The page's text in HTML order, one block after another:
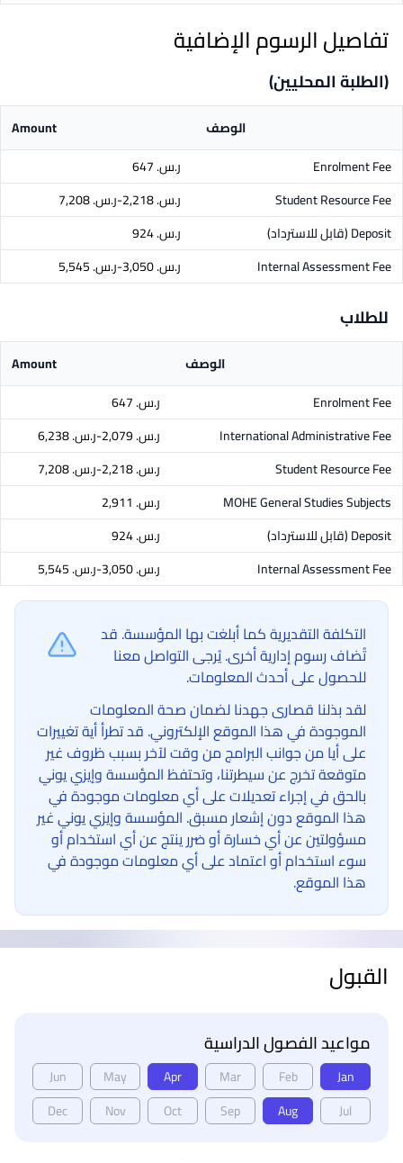
تفاصيل الرسوم الإضافية
(الطلبة المحليين)
الوصف
Amount
Enrolment Fee
ر.س.‏ 647
Student Resource Fee
ر.س.‏ 2,218-ر.س.‏ 7,208
Deposit(قابل للاسترداد)
ر.س.‏ 924
Internal Assessment Fee
ر.س.‏ 3,050-ر.س.‏ 5,545
للطلاب
الوصف
Amount
Enrolment Fee
ر.س.‏ 647
International Administrative Fee
ر.س.‏ 2,079-ر.س.‏ 6,238
Student Resource Fee
ر.س.‏ 2,218-ر.س.‏ 7,208
MOHE General Studies Subjects
ر.س.‏ 2,911
Deposit(قابل للاسترداد)
ر.س.‏ 924
Internal Assessment Fee
ر.س.‏ 3,050-ر.س.‏ 5,545
التكلفة التقديرية كما أبلغت بها المؤسسة. قد
تُضاف رسوم إدارية أخرى. يُرجى التواصل معنا
للحصول على أحدث المعلومات.
لقد بذلنا قصارى جهدنا لضمان صحة المعلومات
الموجودة في هذا الموقع الإلكتروني. قد تطرأ أية تغييرات
على أيا من جوانب البرامج من وقت لآخر بسبب ظروف غير
متوقعة تخرج عن سيطرتنا، وتحتفظ المؤسسة وإيزي يوني
بالحق في إجراء تعديلات على أي معلومات موجودة في
هذا الموقع دون إشعار مسبق. المؤسسة وإيزي يوني غير
مسؤولتين عن أي خسارة أو ضرر ينتج عن أي استخدام أو
سوء استخدام أو اعتماد على أي معلومات موجودة في
هذا الموقع.
القبول
مواعيد الفصول الدراسية
Jan
Feb
Mar
Apr
May
Jun
Jul
Aug
Sep
Oct
Nov
Dec